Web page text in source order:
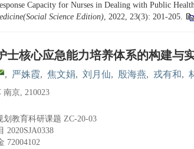
Capacity for Nurses in Dealing with Public
Science Edition), 2022, 23(3): 201-205.
士核心应急能力培养体系的构建
, 严姝霞, 焦文娟, 刘月仙, 殷海燕, 戎有和,
京, 210023
划教育科研课题 ZC-20-03
2020SJA0338
72004102